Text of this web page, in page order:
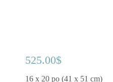
525.00$
16 x 20 po (41 x 51 cm)